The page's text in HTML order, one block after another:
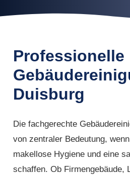
Professionelle
Duisburg
Die fachgerechte
von zentraler Bedeutung,
makellose Hygiene und eine
schaffen. Ob Firmengebäude,